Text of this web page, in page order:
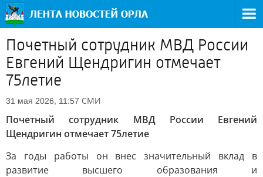
Почетный сотрудник МВД России
Евгений Щендригин отмечает
75летие
31 мая 2026, 11:57 СМИ
Почетный сотрудник МВД России Евгений
Щендригин отмечает 75летие
За годы работы он внес значительный вклад в
развитие высшего образования и